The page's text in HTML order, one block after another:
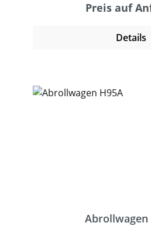
Preis auf
Details
Abrollwagen